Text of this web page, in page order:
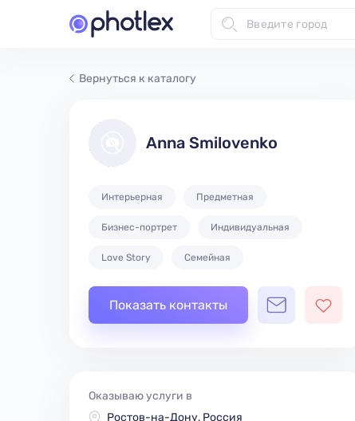
Вернуться к каталогу
Anna Smilovenko
Интерьерная Предметная
Бизнес-портрет Индивидуальная
Love Story Семейная
Показать контакты
Оказываю услуги в
Ростов-на-Дону, Россия